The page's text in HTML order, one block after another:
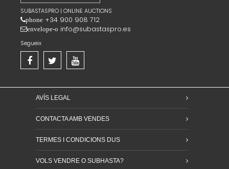
SUBASTASPRO | ONLINE AUCTIONS
phone +34 900 908 712
envelope-o info@subastaspro.es
Segueix
AVÍS LEGAL
CONTACTA AMB VENDES
TERMES I CONDICIONS DUS
VOLS VENDRE O SUBHASTA?